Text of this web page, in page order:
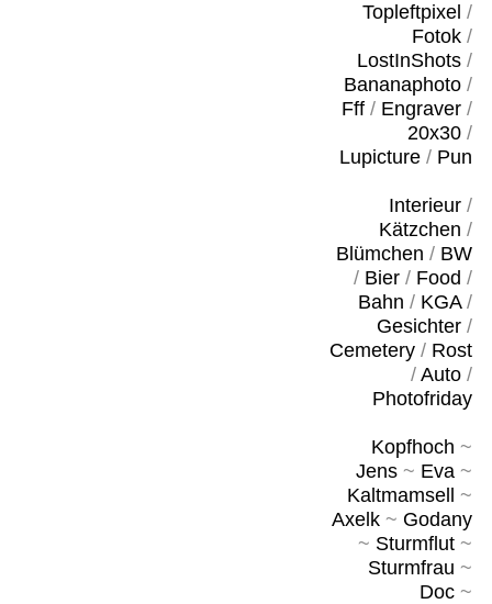
Topleftpixel /
Fotok/
LostInShots/
Bananaphoto/
Fff/ Engraver/
20x30/
Lupicture/ Pun
Interieur/
Kätzchen /
Blümchen / BW
/ Bier/ Food /
Bahn / KGA/
Gesichter/
Cemetery/ Rost
/ Auto/
Photofriday
Kopfhoch ~
Jens~ Eva~
Kaltmamsell
~
Axelk~ Godany
~ Sturmflut~
Sturmfrau ~
Doc~